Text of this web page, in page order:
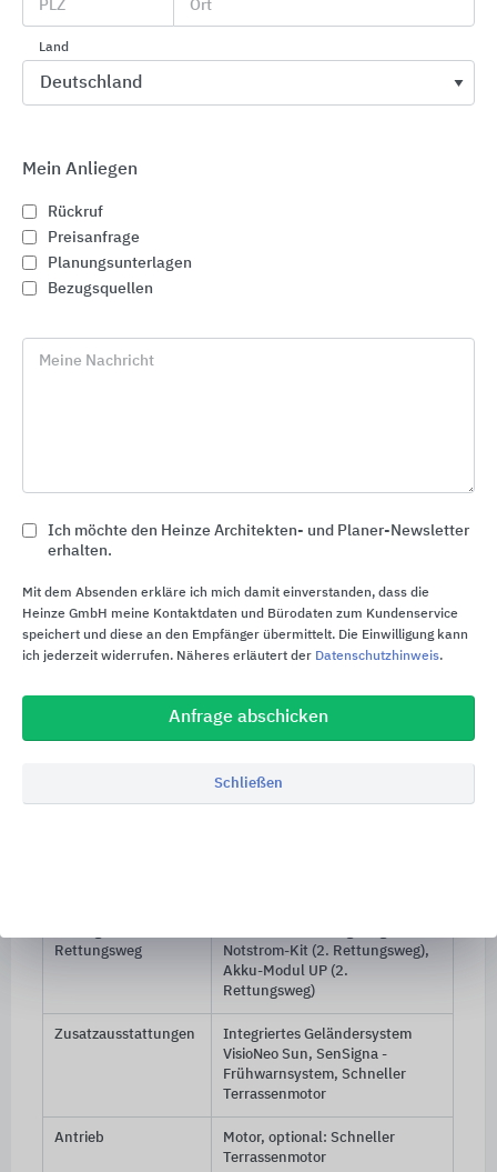
Antrieb
durch ein kostenoptimiertes, kompaktes System
auf dem Fensterrahmen. Für Neubauprojekte und
Kernsanierungen geeignet oder in bestehende
Fensteröffnungen bei Fenstertausch einsetzbar.
3000 mm
max. Fläche 9 m
Rettungsweg
Notstrom-Kit (2. Rettungsweg),
Akku-Modul UP (2.
Rettungsweg)
Zusatzausstattungen
Integriertes Geländersystem
VisioNeo Sun, SenSigna -
Frühwarnsystem, Schneller
Terrassenmotor
Antrieb
Motor, optional: Schneller
Terrassenmotor
PLZ Ort
Land
Mein Anliegen
Rückruf
Preisanfrage
Planungsunterlagen
Bezugsquellen
Meine Nachricht
Ich möchte den Heinze Architekten- und Planer-Newsletter
erhalten.
Mit dem Absenden erkläre ich mich damit einverstanden, dass die
Heinze GmbH meine Kontaktdaten und Bürodaten zum Kundenservice
speichert und diese an den Empfänger übermittelt. Die Einwilligung kann
ich jederzeit widerrufen. Näheres erläutert der Datenschutzhinweis.
Anfrage abschicken
Schließen